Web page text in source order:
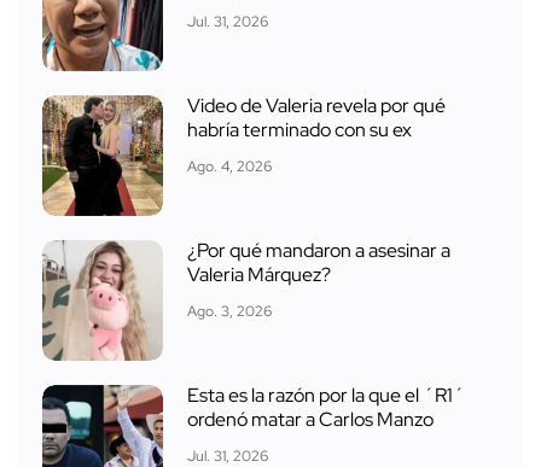
Jul. 31, 2026
Video de Valeria revela por qué
habría terminado con su ex
Ago. 4, 2026
¿Por qué mandaron a asesinar a
Valeria Márquez?
Ago. 3, 2026
Esta es la razón por la que el ´R1´
ordenó matar a Carlos Manzo
Jul. 31, 2026